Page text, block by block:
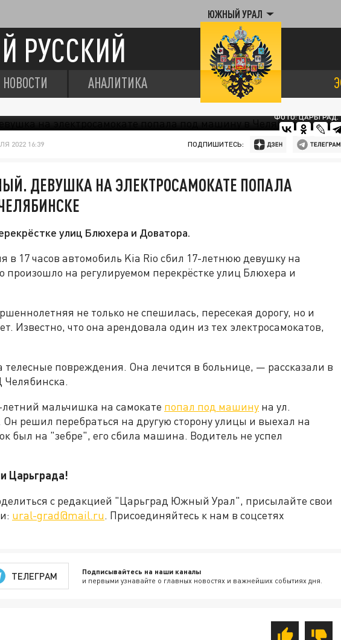
ЮЖНЫЙ УРАЛ
РУССКИЙ
НОВОСТИ АНАЛИТИКА
ФОТО: ЦАРЬГРАД.
2022 16:39 ПОДПИШИТЕСЬ:
ДЕВУШКА НА ЭЛЕКТРОСАМОКАТЕ ПОПАЛА
улиц Блюхера и Доватора.
в 17 часов автомобиль Kia Rio сбил 17-летнюю девушку на
произошло на регулируемом перекрёстке улиц Блюхера и
не только не спешилась, пересекая дорогу, но и
Известно, что она арендовала один из тех электросамокатов,
повреждения. Она лечится в больнице, — рассказали в
мальчишка на самокате попал под машину на ул.
решил перебраться на другую сторону улицы и выехал на
был на "зебре", его сбила машина. Водитель не успел
Царьграда!
с редакцией "Царьград Южный Урал", присылайте свои
ural-grad@mail.ru. Присоединяйтесь к нам в соцсетях
ТЕЛЕГРАМ Подписывайтесь на наши каналы
и первыми узнавайте о главных новостях и важнейших событиях дня.